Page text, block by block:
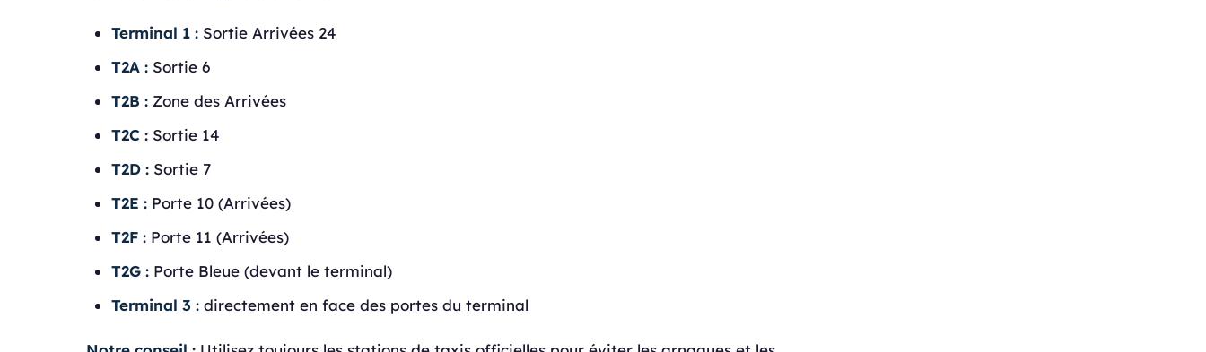
Terminal 1 : Sortie Arrivées 24
T2A : Sortie 6
T2B : Zone des Arrivées
T2C : Sortie 14
T2D : Sortie 7
T2E : Porte 10 (Arrivées)
T2F : Porte 11 (Arrivées)
T2G : Porte Bleue (devant le terminal)
Terminal 3 : directement en face des portes du terminal